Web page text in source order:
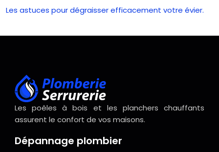
Les astuces pour dégraisser efficacement votre évier.
Les poêles à bois et les planchers chauffants
assurent le confort de vos maisons.
Dépannage plombier